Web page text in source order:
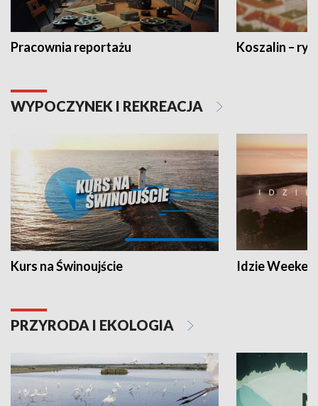
Pracownia reportażu Koszalin –
WYPOCZYNEK I REKREACJA
Kurs na Świnoujście Idzie
PRZYRODA I EKOLOGIA